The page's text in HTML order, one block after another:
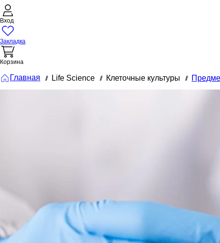
Вход
Закладка
Корзина
Главная /// Life Science /// Клеточные культуры ///